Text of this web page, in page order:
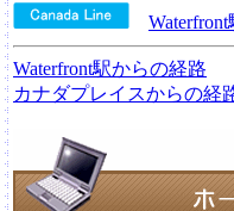
Waterfront
Waterfront駅からの経路
カナダプレイスからの経